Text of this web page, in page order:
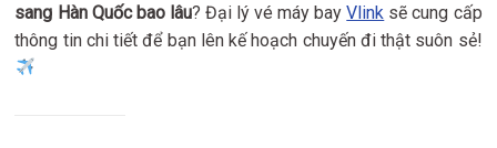
sang Hàn Quốc bao lâu? Đại lý vé máy bayVlink sẽ cung cấp
thông tin chi tiết để bạn lên kế hoạch chuyến đi thật suôn sẻ!